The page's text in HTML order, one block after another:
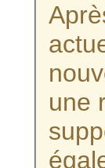
une